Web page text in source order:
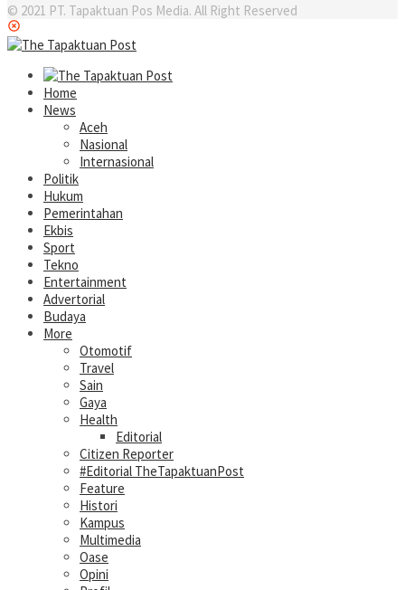
© 2021 PT. Tapaktuan Pos Media. All Right Reserved
Home
News
Aceh
Nasional
Internasional
Politik
Hukum
Pemerintahan
Ekbis
Sport
Tekno
Entertainment
Advertorial
Budaya
More
Otomotif
Travel
Sain
Gaya
Health
Editorial
Citizen Reporter
#Editorial TheTapaktuanPost
Feature
Histori
Kampus
Multimedia
Oase
Opini